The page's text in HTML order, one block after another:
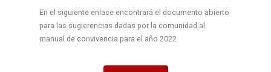
En el siguiente enlace encontrará el documento abierto
para las sugierencias dadas por la comunidad al
manual de convivencia para el año 2022